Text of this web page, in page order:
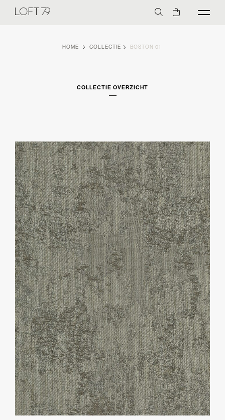
HOME COLLECTIE BOSTON 01
COLLECTIE OVERZICHT